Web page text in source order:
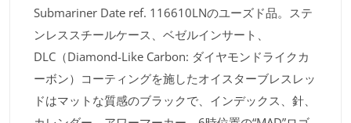
Submariner Date ref. 116610LNのユーズド品。ステ
ンレススチールケース、ベゼルインサート、
DLC（Diamond-Like Carbon: ダイヤモンドライクカ
ーボン）コーティングを施したオイスターブレスレッ
ドはマットな質感のブラックで、インデックス、針、